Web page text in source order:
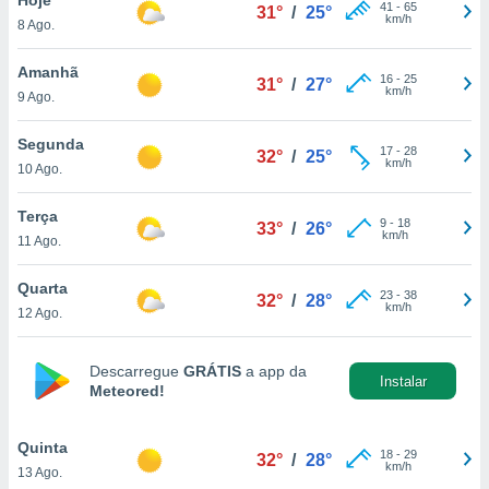
lhe
e
com
Pode
e
a
a
8 Ago.
31° / 25° 41 - 65
km/h
Amanhã
9 Ago.
31° / 27° 16- 25
km/h
Segunda
10 Ago.
32° / 25° 17- 28
km/h
Terça
11 Ago.
33° / 26° 9- 18
km/h
Quarta
12 Ago.
32° / 28° 23- 38
km/h
Descarregue GRÁTIS a app da
Meteored!
Instalar
Quinta
13 Ago.
32° / 28° 18- 29
km/h